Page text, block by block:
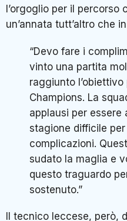
l’orgoglio per il
un’annata tutt’altro che
“Devo fare i
vinto una partita
raggiunto
Champions. La
applausi per essere
stagione difficile
complicazioni.
sudato la maglia e
questo traguardo
sostenuto.”
Il tecnico leccese, però,